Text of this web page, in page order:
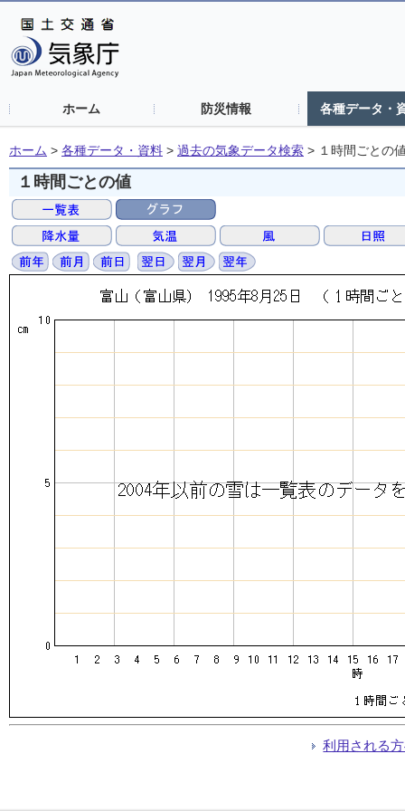
ホーム 防災情報 各種データ・
ホーム > 各種データ・資料 > 過去の気象データ検索 > １時間ごとの
１時間ごとの値
利用される